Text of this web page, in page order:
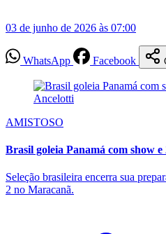
03 de junho de 2026 às 07:00
WhatsApp Facebook
AMISTOSO
Brasil goleia Panamá com show
Seleção brasileira encerra sua
2 no Maracanã.